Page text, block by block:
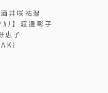
咲祐理
ﾘ】渡邊彰子
子